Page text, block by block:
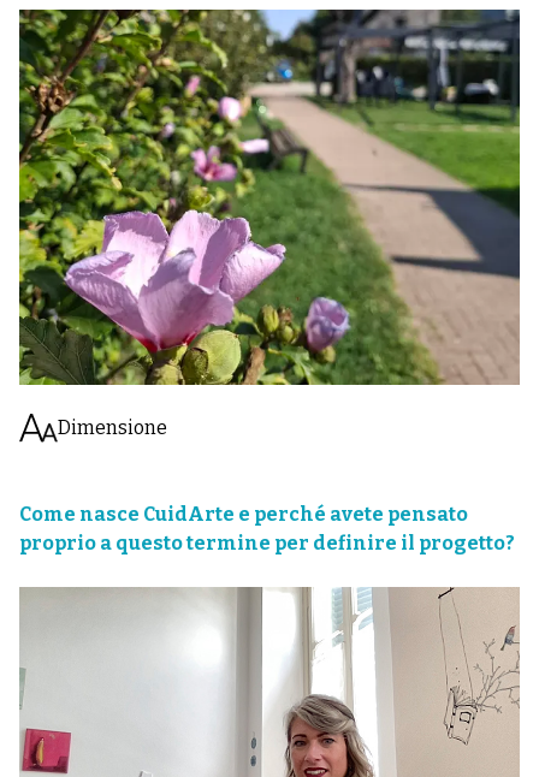
Dimensione
Come nasce CuidArte e perché avete pensato
proprio a questo termine per definire il progetto?